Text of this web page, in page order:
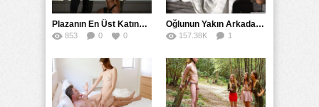
Plazanın En Üst Katında Üst Seviye Köle Fantezisi Sikişi
853 0 0
Oğlunun Yakın Arkadaşına Yorgan Altından Sulanan Milf
157.38K
1